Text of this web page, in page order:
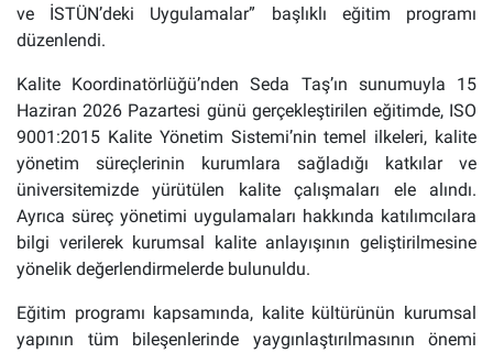
ve İSTÜN’deki Uygulamalar” başlıklı eğitim programı
düzenlendi.
Kalite Koordinatörlüğü’nden Seda Taş’ın sunumuyla 15
Haziran 2026 Pazartesi günü gerçekleştirilen eğitimde, ISO
9001:2015 Kalite Yönetim Sistemi’nin temel ilkeleri, kalite
yönetim süreçlerinin kurumlara sağladığı katkılar ve
üniversitemizde yürütülen kalite çalışmaları ele alındı.
Ayrıca süreç yönetimi uygulamaları hakkında katılımcılara
bilgi verilerek kurumsal kalite anlayışının geliştirilmesine
yönelik değerlendirmelerde bulunuldu.
Eğitim programı kapsamında, kalite kültürünün kurumsal
yapının tüm bileşenlerinde yaygınlaştırılmasının önemi